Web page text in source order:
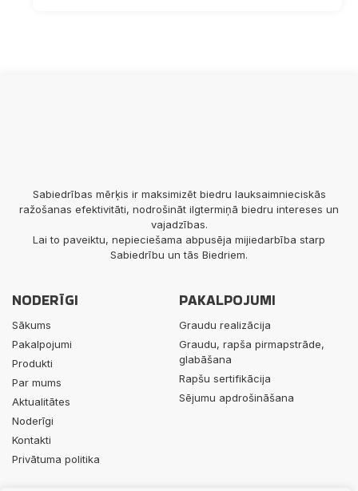
Sabiedrības mērķis ir maksimizēt biedru lauksaimnieciskās
ražošanas efektivitāti, nodrošināt ilgtermiņā biedru intereses un
vajadzības.
Lai to paveiktu, nepieciešama abpusēja mijiedarbība starp
Sabiedrību un tās Biedriem.
NODERĪGI
Sākums
Pakalpojumi
Produkti
Par mums
Aktualitātes
Noderīgi
Kontakti
Privātuma politika
PAKALPOJUMI
Graudu realizācija
Graudu, rapša pirmapstrāde,
glabāšana
Rapšu sertifikācija
Sējumu apdrošināšana